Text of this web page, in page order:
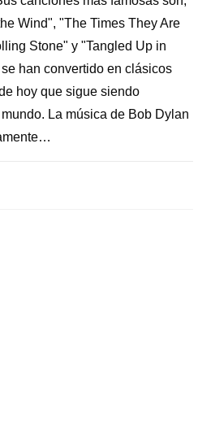
Wind", "The Times They Are
Stone" y "Tangled Up in
han convertido en clásicos
hoy que sigue siendo
La música de Bob Dylan